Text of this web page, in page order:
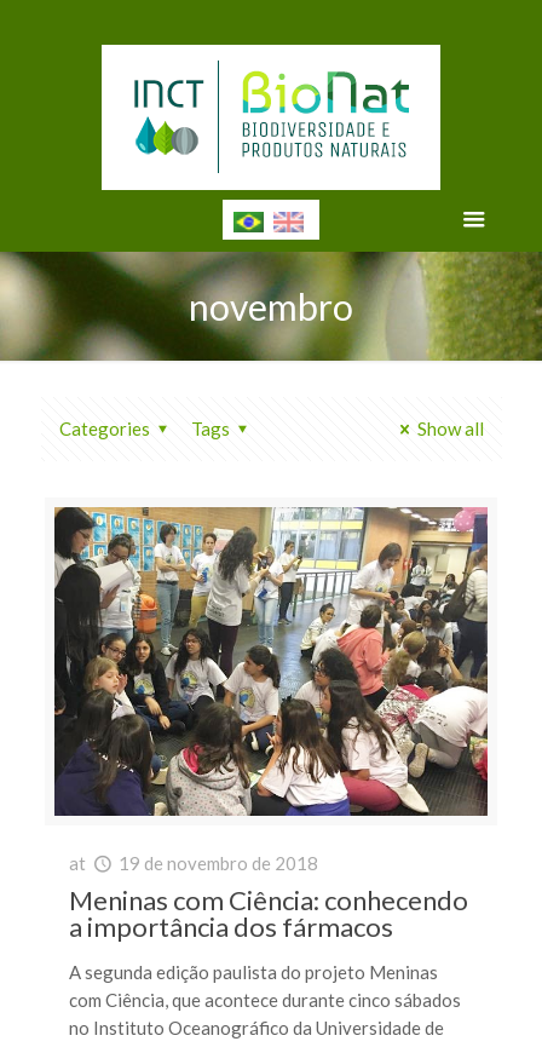
novembro
Categories Tags Show all
at 19 de novembro de 2018
Meninas com Ciência: conhecendo
a importância dos fármacos
A segunda edição paulista do projeto Meninas
com Ciência, que acontece durante cinco sábados
no Instituto Oceanográfico da Universidade de